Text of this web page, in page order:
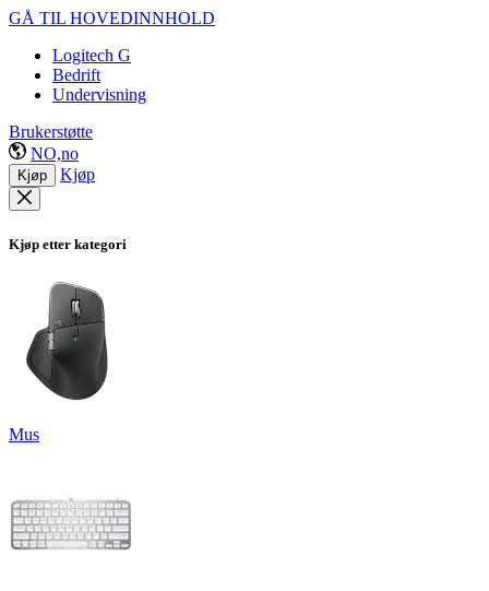
GÅ TIL HOVEDINNHOLD
Logitech G
Bedrift
Undervisning
Brukerstøtte
NO,no
Kjøp Kjøp
Kjøp etter kategori
Mus